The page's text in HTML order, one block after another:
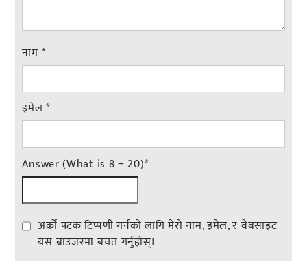
नाम *
इमेल*
Answer (What is 8 + 20)*
अर्को पटक टिप्पणी गर्नको लागि मेरो नाम, इमेल, र वेबसाइट
यस ब्राउजरमा बचत गर्नुहोस्।